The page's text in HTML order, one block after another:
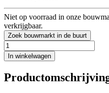
Niet op voorraad in onze
verkrijgbaar.
Zoek bouwmarkt in de buurt
In winkelwagen